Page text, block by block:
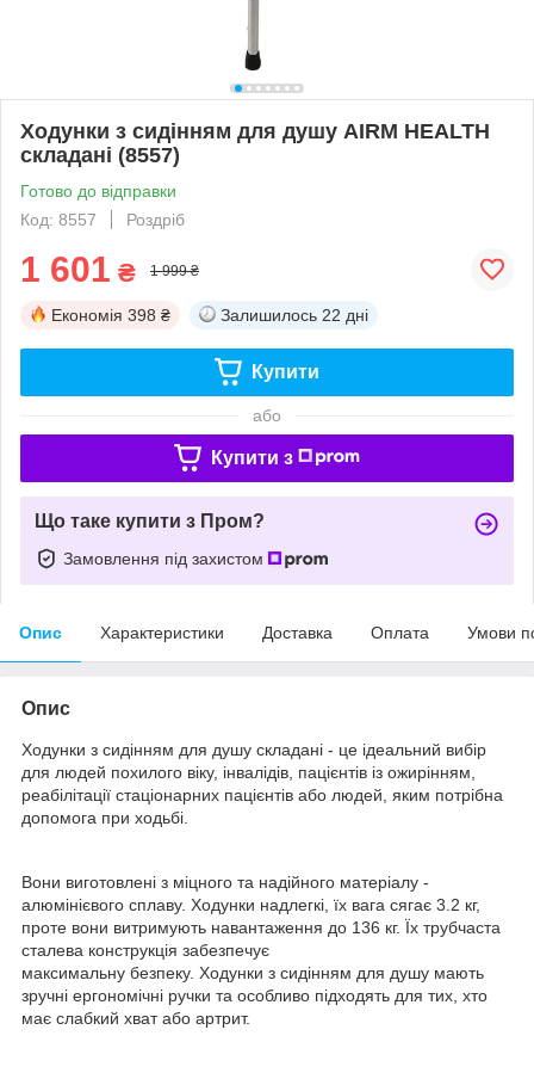
Ходунки з сидінням для душу AIRM HEALTH
складані (8557)
Готово до відправки
Код: 8557
Роздріб
1 601 ₴ 1 999 ₴
Економія 398 ₴ Залишилось 22 дні
Купити
або
Купити з
Що таке купити з Пром?
Замовлення під захистом
Опис Характеристики Доставка Оплата Умови
Опис
Ходунки з сидінням для душу складані - це ідеальний вибір
для людей похилого віку, інвалідів, пацієнтів із ожирінням,
реабілітації стаціонарних пацієнтів або людей, яким потрібна
допомога при ходьбі.
Вони виготовлені з міцного та надійного матеріалу -
алюмінієвого сплаву. Ходунки надлегкі, їх вага сягає 3.2 кг,
проте вони витримують навантаження до 136 кг. Їх трубчаста
сталева конструкція забезпечує
максимальну безпеку. Ходунки з сидінням для душу мають
зручні ергономічні ручки та особливо підходять для тих, хто
має слабкий хват або артрит.